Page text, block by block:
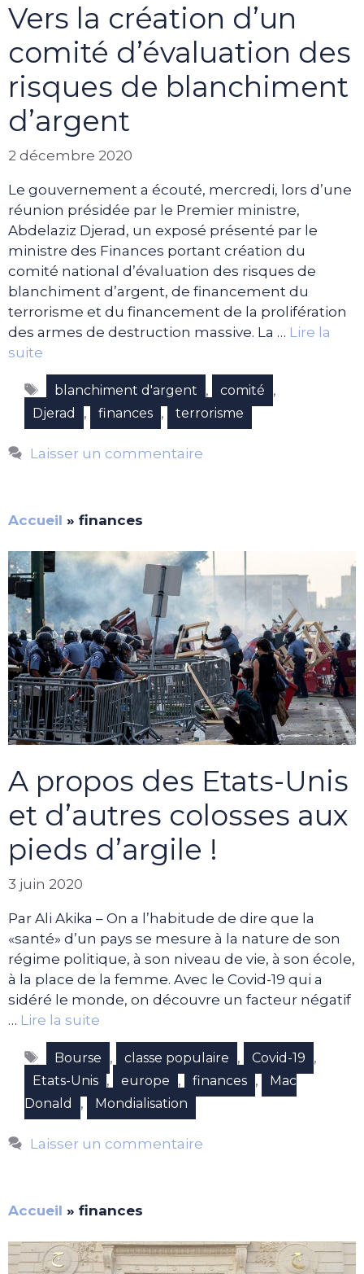
Vers la création d’un
comité d’évaluation des
risques de blanchiment
d’argent
2 décembre 2020
Le gouvernement a écouté, mercredi, lors d’une
réunion présidée par le Premier ministre,
Abdelaziz Djerad, un exposé présenté par le
ministre des Finances portant création du
comité national d’évaluation des risques de
blanchiment d’argent, de financement du
terrorisme et du financement de la prolifération
des armes de destruction massive. La … Lire la
suite
Étiquettes
blanchiment d'argent , comité ,
Djerad , finances , terrorisme
Laisser un commentaire
Accueil » finances
A propos des Etats-Unis
et d’autres colosses aux
pieds d’argile !
3 juin 2020
Par Ali Akika – On a l’habitude de dire que la
«santé» d’un pays se mesure à la nature de son
régime politique, à son niveau de vie, à son école,
à la place de la femme. Avec le Covid-19 qui a
sidéré le monde, on découvre un facteur négatif
… Lire la suite
Étiquettes
Bourse , classe populaire , Covid-19 ,
Etats-Unis , europe , finances ,
Mac
Donald
, Mondialisation
Laisser un commentaire
Accueil » finances